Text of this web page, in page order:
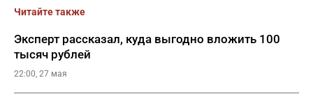
Читайте также
Эксперт рассказал, куда выгодно вложить 100
тысяч рублей
22:00, 27 мая